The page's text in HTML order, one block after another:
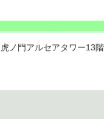
門アルセアタワー13